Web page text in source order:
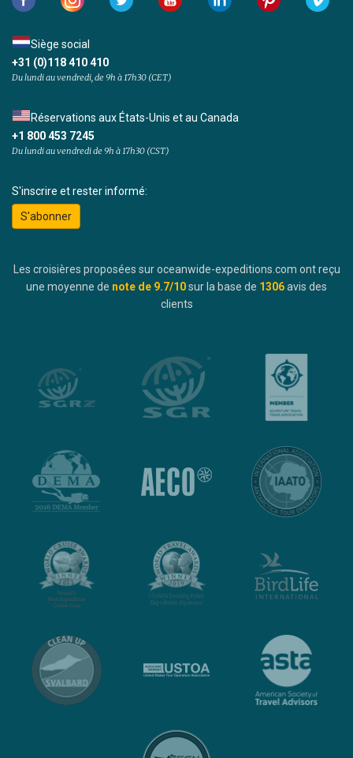
Siège social
+31 (0)118 410 410
Du lundi au vendredi, de 9h à 17h30 (CET)
Réservations aux États-Unis et au Canada
+1 800 453 7245
Du lundi au vendredi de 9h à 17h30 (CST)
S'inscrire et rester informé:
S'abonner
Les croisières proposées sur oceanwide-expeditions.com ont reçu
une moyenne de note de 9.7/10sur la base de 1306avis des
clients